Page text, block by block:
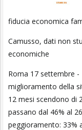
fiducia economica
Camusso, dati non
economiche
Roma 17 settembre
miglioramento della
12 mesi scendono di
passano dal 46% al
peggioramento: 33%